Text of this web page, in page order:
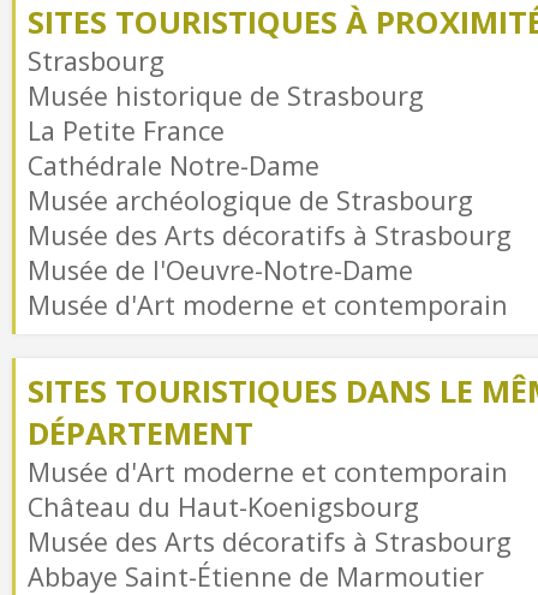
SITES TOURISTIQUES À
Strasbourg
Musée historique de Strasbourg
La Petite France
Cathédrale Notre-Dame
Musée archéologique de Strasbourg
Musée des Arts décoratifs à Strasbourg
Musée de l'Oeuvre-Notre-Dame
Musée d'Art moderne et contemporain
SITES TOURISTIQUES DANS LE
DÉPARTEMENT
Musée d'Art moderne et contemporain
Château du Haut-Koenigsbourg
Musée des Arts décoratifs à Strasbourg
Abbaye Saint-Étienne de Marmoutier